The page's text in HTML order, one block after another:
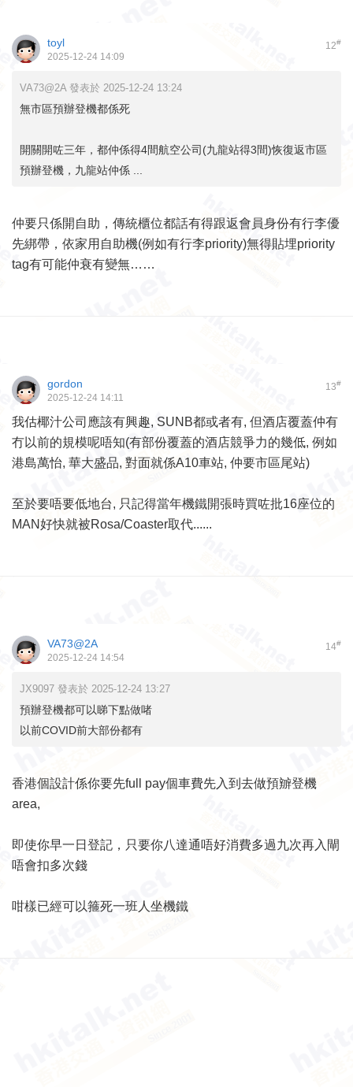
12#
toyl
2025-12-24 14:09
VA73@2A 發表於 2025-12-24 13:24
無市區預辦登機都係死
開關開咗三年，都仲係得4間航空公司(九龍站得3間)恢復返市區
預辦登機，九龍站仲係 ...
仲要只係開自助，傳統櫃位都話有得跟返會員身份有行李優
先綁帶，依家用自助機(例如有行李priority)無得貼埋priority
tag有可能仲衰有變無……
13#
gordon
2025-12-24 14:11
我估椰汁公司應該有興趣, SUNB都或者有, 但酒店覆蓋仲有
冇以前的規模呢唔知(有部份覆蓋的酒店競爭力的幾低, 例如
港島萬怡, 華大盛品, 對面就係A10車站, 仲要市區尾站)
至於要唔要低地台, 只記得當年機鐵開張時買咗批16座位的
MAN好快就被Rosa/Coaster取代......
14#
VA73@2A
2025-12-24 14:54
JX9097 發表於 2025-12-24 13:27
預辦登機都可以睇下點做啫
以前COVID前大部份都有
香港個設計係你要先full pay個車費先入到去做預辧登機
area,
即使你早一日登記，只要你八達通唔好消費多過九次再入閘
唔會扣多次錢
咁樣已經可以箍死一班人坐機鐵